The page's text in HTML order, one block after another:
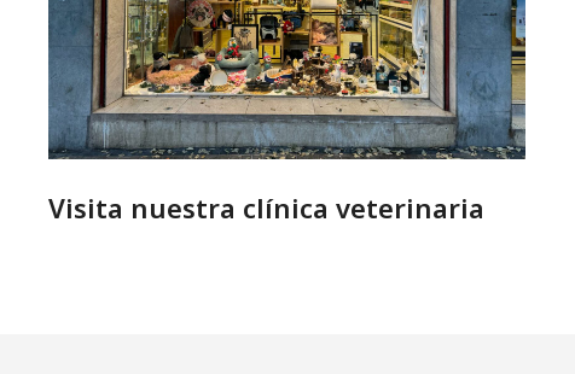
Visita nuestra clínica veterinaria